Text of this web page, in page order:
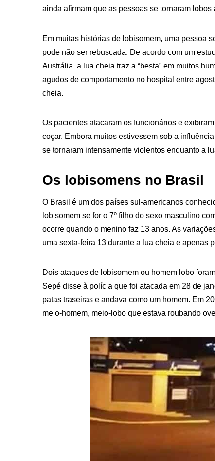
ainda afirmam que as pessoas se tornaram
Em muitas histórias de lobisomem, uma pessoa
pode não ser rebuscada. De acordo com um
Austrália, a lua cheia traz a “besta” em muitos
agudos de comportamento no hospital entre
cheia.
Os pacientes atacaram os funcionários e
coçar. Embora muitos estivessem sob a
se tornaram intensamente violentos enquanto a
Os lobisomens no Brasil
O Brasil é um dos países sul-americanos
lobisomem se for o 7º filho do sexo masculino
ocorre quando o menino faz 13 anos. As
uma sexta-feira 13 durante a lua cheia e apenas
Dois ataques de lobisomem ou homem lobo
Sepé disse à polícia que foi atacada em 28 de
patas traseiras e andava como um homem. Em
meio-homem, meio-lobo que estava roubando